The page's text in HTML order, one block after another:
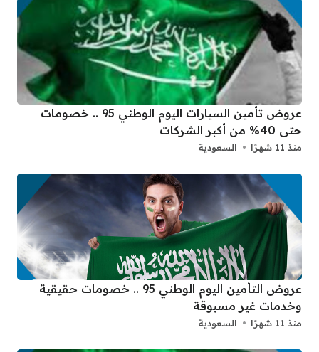
عروض تأمين السيارات اليوم الوطني 95 .. خصومات
حتى 40% من أكبر الشركات
منذ 11 شهرًا السعودية
عروض التأمين اليوم الوطني 95 .. خصومات حقيقية
وخدمات غير مسبوقة
منذ 11 شهرًا السعودية